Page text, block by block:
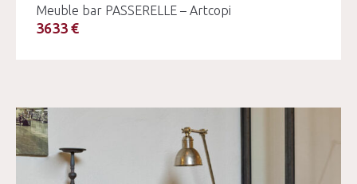
Meuble bar PASSERELLE – Artcopi
3633 €